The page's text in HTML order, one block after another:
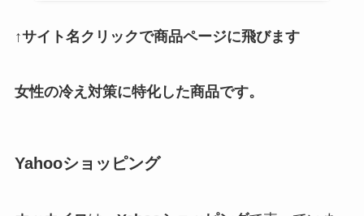
↑サイト名クリックで商品ページに飛びます
女性の冷え対策に特化した商品です。
Yahooショッピング